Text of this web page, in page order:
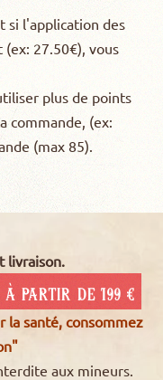
si l'application des
27.50€), vous
plus de points
commande, (ex:
(max 85).
livraison.
partir de 199 €
la santé, consommez
aux mineurs.